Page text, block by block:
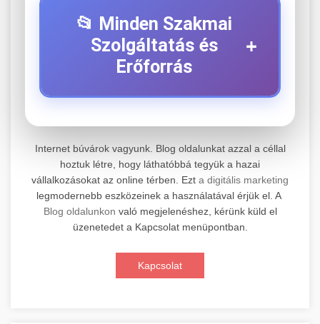
📂 Minden Szakmai
Szolgáltatás és
Erőforrás
+
+
Professzionális elektromos roller javítási és
karbantartási szolgáltatások. Szakértő
technikusaink minőségi szervízt nyújtanak
minden jelentős márkához és modellhez.
Szervizközpont Látogatása
📊 2. Online Marketing
Ügynökség
+
beleértve a SEO-t, közösségi média kezelést és
digitális hirdetéseket. Növekedés elérése
🛴 3. Legjobb Elektromos Roller
Internet búvárok vagyunk. Blog oldalunkat azzal a céllal
hoztuk létre, hogy láthatóbbá tegyük a hazai
vállalkozásokat az online térben. Ezt a digitális marketing
legmodernebb eszközeinek a használatával érjük el. A
Blog oldalunkon való megjelenéshez, kérünk küld el
üzenetedet a Kapcsolat menüpontban.
Kapcsolat